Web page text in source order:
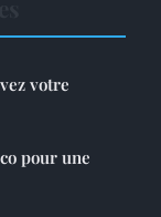
votre
pour une